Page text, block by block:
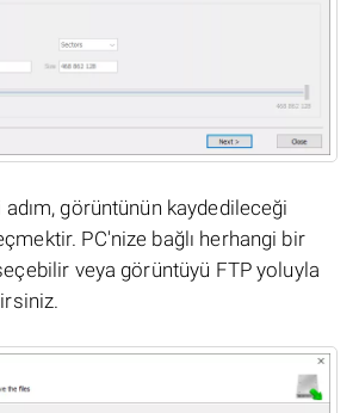
görüntünün kaydedileceği
PC'nize bağlı herhangi bir
veya görüntüyü FTP yoluyla